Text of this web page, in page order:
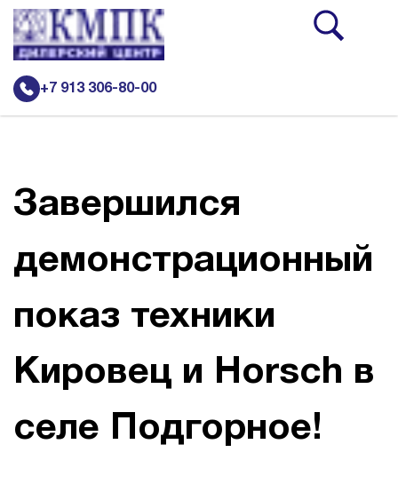
+7 913 306-80-00
Подъемно-транспортная и складская техника Heli
Грузовая техника
Дорожно-строительная техника Кировец
Автобусы
HELI
Завершился
демонстрационный
показ техники
Кировец и Horsch в
селе Подгорное!